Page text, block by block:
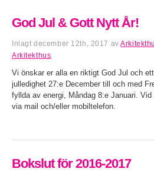
God Jul & Gott Nytt År!
Inlagtdecember 12th, 2017 av
Arkitekthus
Vi önskar er alla en riktigt God Jul och
julledighet 27:e December till och med
fyllda av energi, Måndag 8:e Januari.
via mail och/eller mobiltelefon.
Bokslut för 2016-2017